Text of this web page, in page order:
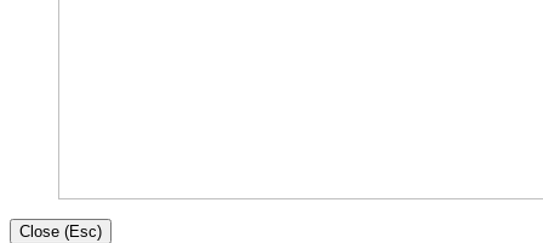
Close (Esc)